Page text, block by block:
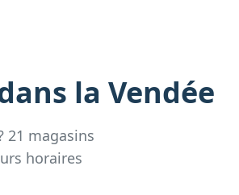
la Vendée
21 magasins
horaires